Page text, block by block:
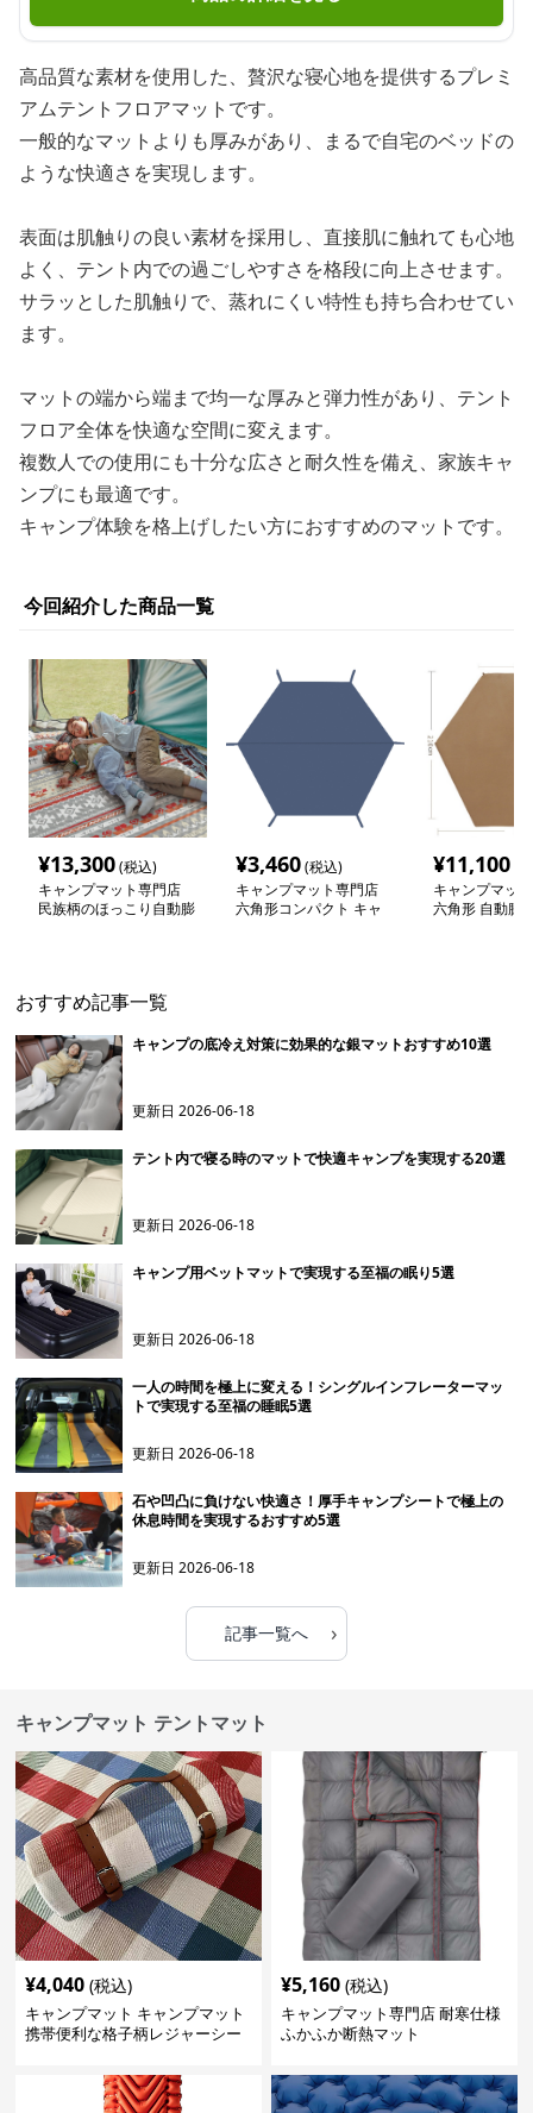
高品質な素材を使用した、贅沢な寝心地を提供するプレミ
アムテントフロアマットです。
一般的なマットよりも厚みがあり、まるで自宅のベッドの
ような快適さを実現します。
表面は肌触りの良い素材を採用し、直接肌に触れても心地
よく、テント内での過ごしやすさを格段に向上させます。
サラッとした肌触りで、蒸れにくい特性も持ち合わせてい
ます。
マットの端から端まで均一な厚みと弾力性があり、テント
フロア全体を快適な空間に変えます。
複数人での使用にも十分な広さと耐久性を備え、家族キャ
ンプにも最適です。
キャンプ体験を格上げしたい方におすすめのマットです。
今回紹介した商品一覧
¥13,300(税込)
キャンプマット専門店
民族柄のほっこり自動膨
¥3,460(税込)
キャンプマット専門店
六角形コンパクト キャ
¥11,100
キャンプマッ
六角形 自動膨
おすすめ記事一覧
キャンプの底冷え対策に効果的な銀マットおすすめ10選
更新日2026-06-18
テント内で寝る時のマットで快適キャンプを実現する20選
更新日2026-06-18
キャンプ用ベットマットで実現する至福の眠り5選
更新日2026-06-18
一人の時間を極上に変える！シングルインフレーターマッ
トで実現する至福の睡眠5選
更新日2026-06-18
石や凹凸に負けない快適さ！厚手キャンプシートで極上の
休息時間を実現するおすすめ5選
更新日2026-06-18
記事一覧へ ›
キャンプマット テントマット
¥4,040 (税込)
キャンプマット キャンプマット
携帯便利な格子柄レジャーシー
¥5,160 (税込)
キャンプマット専門店 耐寒仕様
ふかふか断熱マット